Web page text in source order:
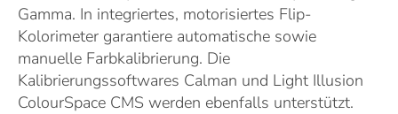
Gamma. In integriertes, motorisiertes Flip-
Kolorimeter garantiere automatische sowie
manuelle Farbkalibrierung. Die
Kalibrierungssoftwares Calman und Light Illusion
ColourSpace CMS werden ebenfalls unterstützt.